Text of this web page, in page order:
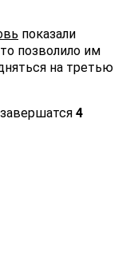
показали
позволило им
на третью
4